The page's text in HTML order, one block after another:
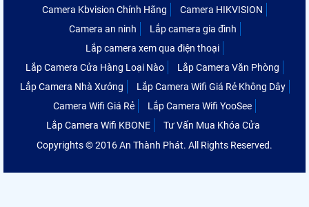
Camera Kbvision Chính Hãng
Camera HIKVISION
Camera an ninh
Lắp camera gia đình
Lắp camera xem qua điện thoại
Lắp Camera Cửa Hàng Loại Nào
Lắp Camera Văn Phòng
Lắp Camera Nhà Xưởng
Lắp Camera Wifi Giá Rẻ Không Dây
Camera Wifi Giá Rẻ
Lắp Camera Wifi YooSee
Lắp Camera Wifi KBONE
Tư Vấn Mua Khóa Cửa
Copyrights © 2016 An Thành Phát. All Rights Reserved.